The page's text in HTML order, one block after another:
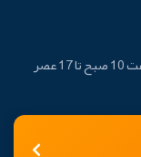
ساعت کاری آموزشگاه از یکشنبه تا جمعه از ساعت 10 صبح تا 17 عصر